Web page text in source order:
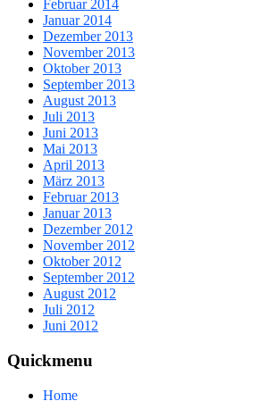
Februar 2014
Januar 2014
Dezember 2013
November 2013
Oktober 2013
September 2013
August 2013
Juli 2013
Juni 2013
Mai 2013
April 2013
März 2013
Februar 2013
Januar 2013
Dezember 2012
November 2012
Oktober 2012
September 2012
August 2012
Juli 2012
Juni 2012
Quickmenu
Home